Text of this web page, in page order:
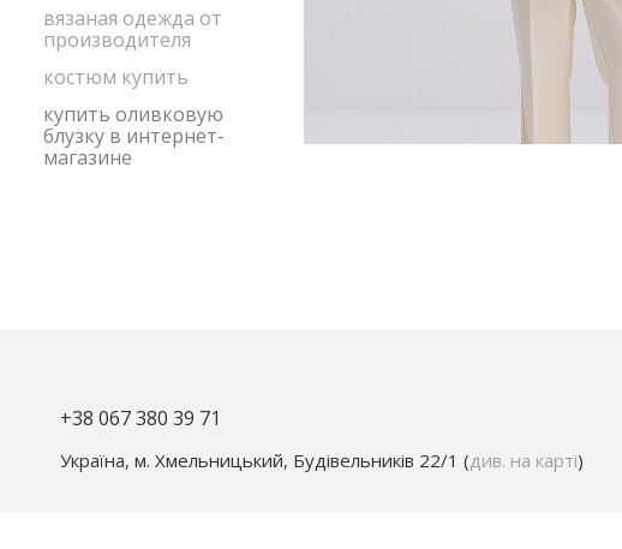
вязаная одежда от
производителя
костюм купить
купить оливковую
блузку в интернет-
магазине
+38 067 380 39 71
Україна, м. Хмельницький, Будівельників 22/1 (див. на карті)